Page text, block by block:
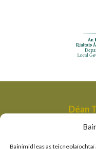
Bainimid leas as
Déan
Aonad
An Roinn Tithíochta,